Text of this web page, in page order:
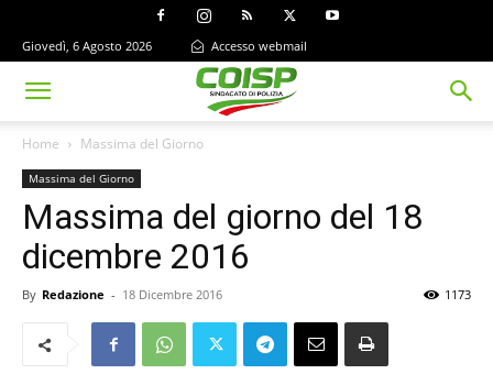
Giovedì, 6 Agosto 2026 Accesso webmail
Home Massima del Giorno
Massima del Giorno
Massima del giorno del 18
dicembre 2016
By Redazione - 18 Dicembre 2016 1173